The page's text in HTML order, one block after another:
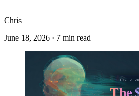
Chris
June 18, 2026 · 7 min read